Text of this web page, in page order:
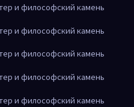
и философский камень
и философский камень
и философский камень
и философский камень
и философский камень